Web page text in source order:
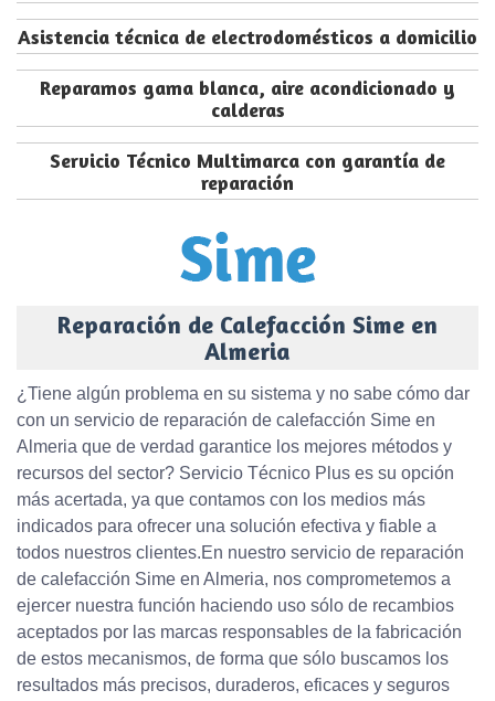
Asistencia técnica de electrodomésticos a domicilio
Reparamos gama blanca, aire acondicionado y
calderas
Servicio Técnico Multimarca con garantía de
reparación
Reparación de Calefacción Sime en
Almeria
¿Tiene algún problema en su sistema y no sabe cómo dar
con un servicio de reparación de calefacción Sime en
Almeria que de verdad garantice los mejores métodos y
recursos del sector? Servicio Técnico Plus es su opción
más acertada, ya que contamos con los medios más
indicados para ofrecer una solución efectiva y fiable a
todos nuestros clientes.En nuestro servicio de reparación
de calefacción Sime en Almeria, nos comprometemos a
ejercer nuestra función haciendo uso sólo de recambios
aceptados por las marcas responsables de la fabricación
de estos mecanismos, de forma que sólo buscamos los
resultados más precisos, duraderos, eficaces y seguros